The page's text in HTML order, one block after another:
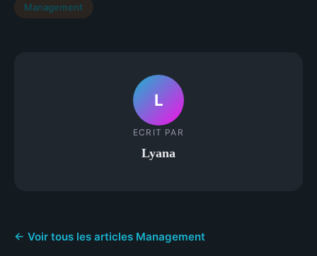
Management
L
ECRIT PAR
Lyana
← Voir tous les articles Management